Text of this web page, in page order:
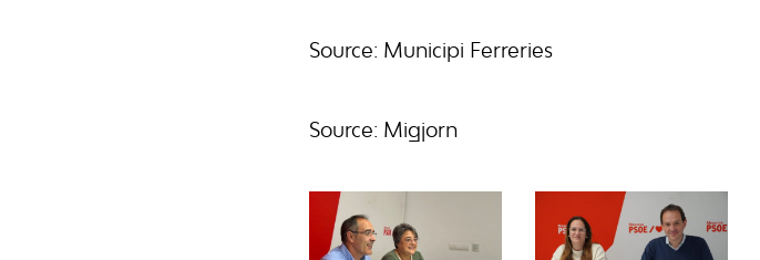
Source: Municipi Ferreries
Source: Migjorn